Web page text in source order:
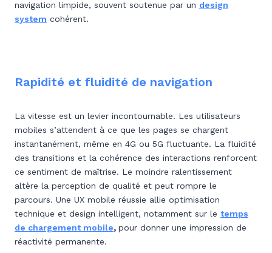
navigation limpide, souvent soutenue par un design
system cohérent.
Rapidité et fluidité de navigation
La vitesse est un levier incontournable. Les utilisateurs
mobiles s’attendent à ce que les pages se chargent
instantanément, même en 4G ou 5G fluctuante. La fluidité
des transitions et la cohérence des interactions renforcent
ce sentiment de maîtrise. Le moindre ralentissement
altère la perception de qualité et peut rompre le
parcours. Une UX mobile réussie allie optimisation
technique et design intelligent, notamment sur le temps
de chargement mobile, pour donner une impression de
réactivité permanente.